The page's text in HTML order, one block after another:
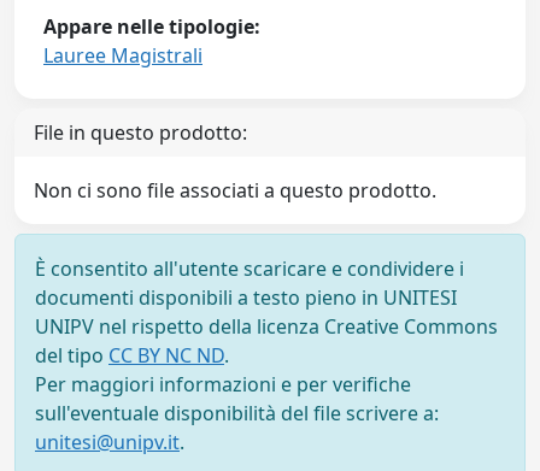
Appare nelle tipologie:
Lauree Magistrali
File in questo prodotto:
Non ci sono file associati a questo prodotto.
È consentito all'utente scaricare e condividere i
documenti disponibili a testo pieno in UNITESI
UNIPV nel rispetto della licenza Creative Commons
del tipo CC BY NC ND.
Per maggiori informazioni e per verifiche
sull'eventuale disponibilità del file scrivere a:
unitesi@unipv.it.